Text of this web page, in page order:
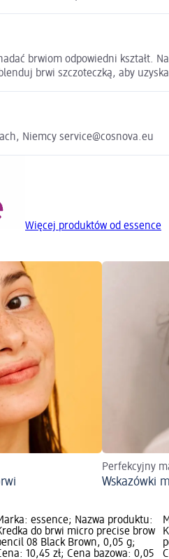
brwiom odpowiedni kształt.
brwi szczoteczką, aby
Niemcy service@cosnova.eu
Więcej produktów od essence
Perfekcyjny
Wskazówki
essence; Nazwa produktu:
do brwi micro precise brow
08 Black Brown, 0,05 g;
10,45 zł; Cena bazowa: 0,05